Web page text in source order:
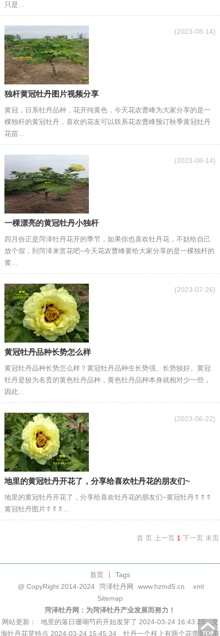
只是...
(2023-08-14)
独杆黄冠牡丹图片视频分享
黄冠，日系牡丹品种，花开纯黄色，今天花农曹峰为大家分享的是一
棵独杆的黄冠牡丹，喜欢的花友可以联系花农曹峰预订秋季黄冠牡丹
花苗...
(2023-08-14)
一棵漂亮的黄冠牡丹小独杆
四月份正是菏泽牡丹花开的季节，如果你也喜欢牡丹花，不妨给自己
放个假，到菏泽来赏花吧~今天花农曹峰要给大家分享的是一棵独杆的
黄...
(2023-07-26)
黄冠牡丹品种长势怎么样
黄冠牡丹品种长势怎么样？黄冠牡丹品种生长势强、长势较好。黄冠
牡丹是较为名贵的黄色牡丹品种，黄色牡丹品种本身就相对少一些，
因此...
(2023-06-22)
地里的黄冠牡丹开花了，分享给喜欢牡丹花的朋友们~
地里的黄冠牡丹开花了，分享给喜欢牡丹花的朋友们~黄冠牡丹⇑⇑⇑
黄冠牡丹图片⇑⇑⇑...
首 页 上一页 1 下一页 末页
首页
Tags
@ CopyRight 2014-2024 菏泽牡丹网 www.hzmd5.cn
xml
Sitemap
菏泽牡丹网：为菏泽牡丹产业发展而努力！
网站更新：
地里的落日珊瑚芍药开始发芽了 2024-03-24 16:43:23
文
海牡丹花芽特点 2024-03-24 15:45:34
牡丹一个枝上有两个花蕾需要剪